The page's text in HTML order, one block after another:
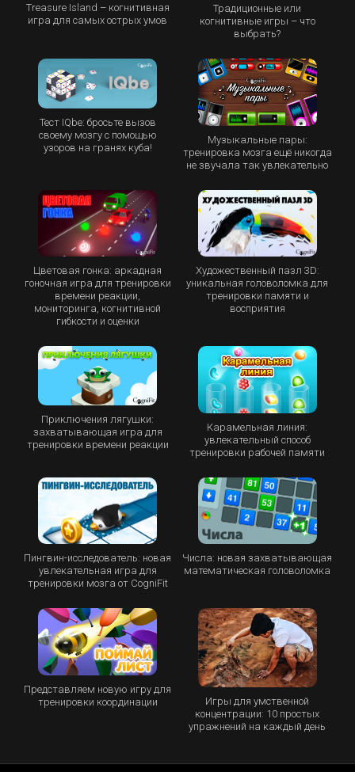
Treasure Island – когнитивная
игра для самых острых умов
Традиционные или
когнитивные игры – что
выбрать?
Тест IQbe: бросьте вызов
своему мозгу с помощью
узоров на гранях куба!
Музыкальные пары:
тренировка мозга ещё никогда
не звучала так увлекательно
Цветовая гонка: аркадная
гоночная игра для тренировки
времени реакции,
мониторинга, когнитивной
гибкости и оценки
Художественный пазл 3D:
уникальная головоломка для
тренировки памяти и
восприятия
Приключения лягушки:
захватывающая игра для
тренировки времени реакции
Карамельная линия:
увлекательный способ
тренировки рабочей памяти
Пингвин-исследователь: новая
увлекательная игра для
тренировки мозга от CogniFit
Числа: новая захватывающая
математическая головоломка
Представляем новую игру для
тренировки координации
Игры для умственной
концентрации: 10 простых
упражнений на каждый день